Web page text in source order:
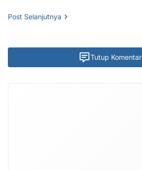
Post Selanjutnya
Tutup Komentar